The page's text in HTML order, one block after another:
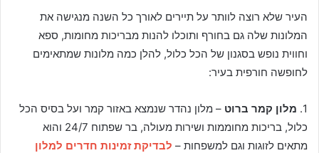
העיר שלא רוצה לוותר על תיירים לאורך כל השנה מנגישה את
המלונות שלה גם בחורף ותוכלו להנות מבריכות מחומות, ספא
וחווית נופש בסגנון של הכל כלול, להלן כמה מלונות שמתאימים
לחופשה חורפית בעיר:
1. מלון קמר ברוט – מלון נהדר שנמצא באזור קמר ועל בסיס הכל
כלול, בריכות מחוממות ושירות מעולה, בר שפתוח 24/7 והוא
מתאים לזוגות וגם למשפחות – לבדיקת זמינות חדרים למלון